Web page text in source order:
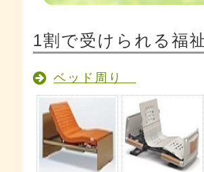
1割で受けられる福
ベッド周り